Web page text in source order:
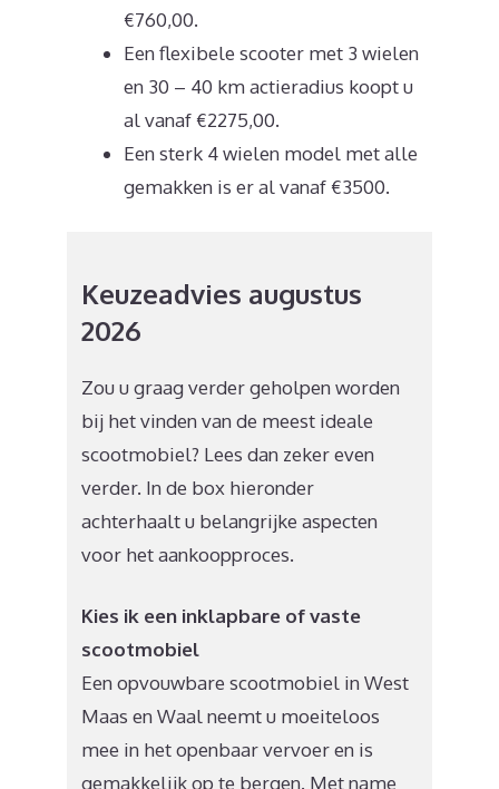
€760,00.
Een flexibele scooter met 3 wielen
en 30 – 40 km actieradius koopt u
al vanaf €2275,00.
Een sterk 4 wielen model met alle
gemakken is er al vanaf €3500.
Keuzeadvies augustus
2026
Zou u graag verder geholpen worden
bij het vinden van de meest ideale
scootmobiel? Lees dan zeker even
verder. In de box hieronder
achterhaalt u belangrijke aspecten
voor het aankoopproces.
Kies ik een inklapbare of vaste
scootmobiel
Een opvouwbare scootmobiel in West
Maas en Waal neemt u moeiteloos
mee in het openbaar vervoer en is
gemakkelijk op te bergen. Met name